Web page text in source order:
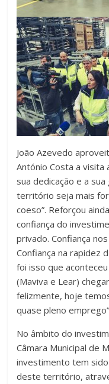
João Azevedo
António Costa a visita
sua dedicação e a
território seja mais
coeso”. Reforçou
confiança do
privado. Confiança
Confiança na rapidez
foi isso que
(Maviva e Lear)
felizmente, hoje
quase pleno
No âmbito do
Câmara Municipal de
investimento tem
deste território,